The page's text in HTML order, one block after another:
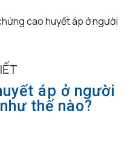
cao huyết áp ở người
áp ở người
thế nào?